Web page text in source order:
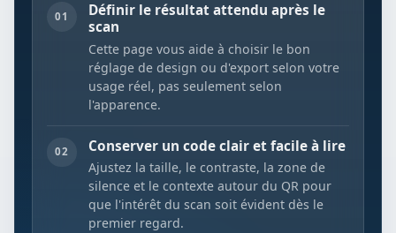
01
Définir le résultat attendu après le
scan
Cette page vous aide à choisir le bon
réglage de design ou d'export selon votre
usage réel, pas seulement selon
l'apparence.
02 Conserver un code clair et facile à lire
Ajustez la taille, le contraste, la zone de
silence et le contexte autour du QR pour
que l'intérêt du scan soit évident dès le
premier regard.